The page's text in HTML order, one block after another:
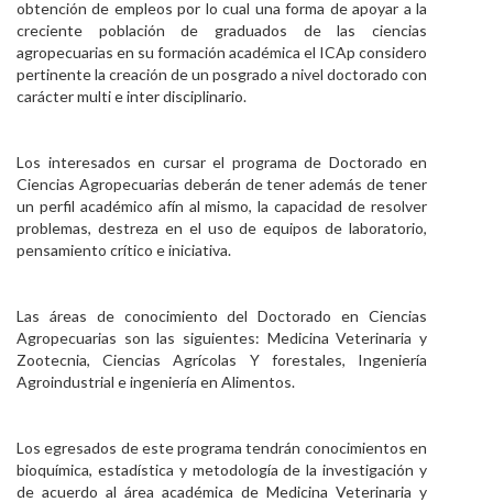
obtención de empleos por lo cual una forma de apoyar a la
creciente población de graduados de las ciencias
agropecuarias en su formación académica el ICAp considero
pertinente la creación de un posgrado a nivel doctorado con
carácter multi e inter disciplinario.
Los interesados en cursar el programa de Doctorado en
Ciencias Agropecuarias deberán de tener además de tener
un perfil académico afín al mismo, la capacidad de resolver
problemas, destreza en el uso de equipos de laboratorio,
pensamiento crítico e iniciativa.
Las áreas de conocimiento del Doctorado en Ciencias
Agropecuarias son las siguientes: Medicina Veterinaria y
Zootecnia, Ciencias Agrícolas Y forestales, Ingeniería
Agroindustrial e ingeniería en Alimentos.
Los egresados de este programa tendrán conocimientos en
bioquímica, estadística y metodología de la investigación y
de acuerdo al área académica de Medicina Veterinaria y